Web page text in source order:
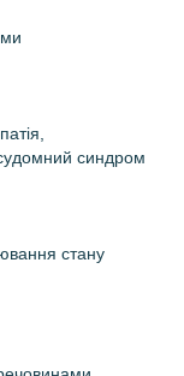
синдром
стану